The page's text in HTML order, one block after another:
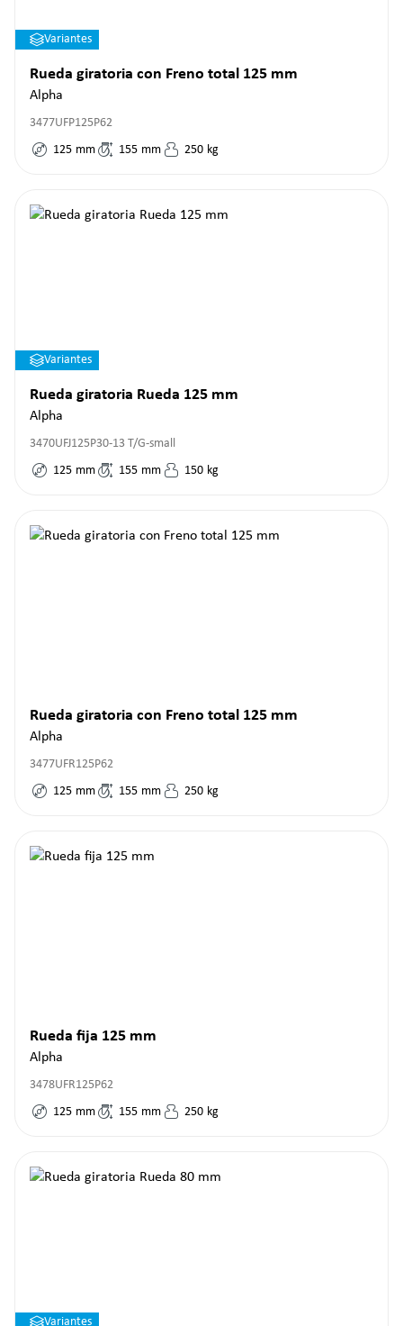
Variantes
Rueda giratoria con Freno total 125 mm
Alpha
3477UFP125P62
125 mm 155 mm 250 kg
Variantes
Rueda giratoria Rueda 125 mm
Alpha
3470UFJ125P30-13 T/G-small
125 mm 155 mm 150 kg
Rueda giratoria con Freno total 125 mm
Alpha
3477UFR125P62
125 mm 155 mm 250 kg
Rueda fija 125 mm
Alpha
3478UFR125P62
125 mm 155 mm 250 kg
Variantes